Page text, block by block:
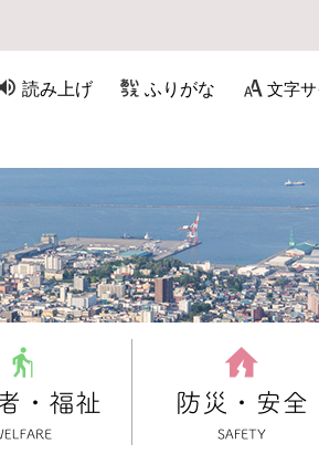
読み上げ ふりがな 文字